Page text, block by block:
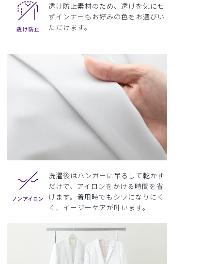
透け防止素材のため、透けを気にせ
ずインナーもお好みの色をお選びい
ただけます。
洗濯後はハンガーに吊るして乾かす
だけで、アイロンをかける時間を省
けます。着用時でもシワになりにく
く、イージーケアが叶います。